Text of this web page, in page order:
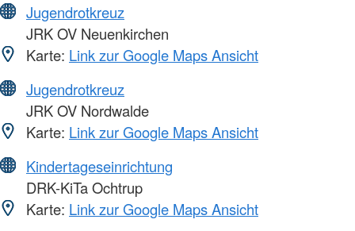
Jugendrotkreuz
JRK OV Neuenkirchen
Karte: Link zur Google Maps Ansicht
Jugendrotkreuz
JRK OV Nordwalde
Karte: Link zur Google Maps Ansicht
Kindertageseinrichtung
DRK-KiTa Ochtrup
Karte: Link zur Google Maps Ansicht